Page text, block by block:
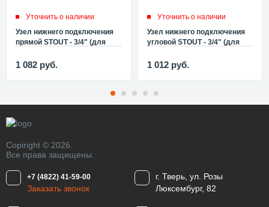
Уточнить о наличии
Узел нижнего подключения
прямой STOUT - 3/4" (для
0001 000020
1 082 руб.
Уточнить о наличии
Узел нижнего подключения
угловой STOUT - 3/4" (для
0003 000020
1 012 руб.
Copiright © 2026.
Все права защищены.
+7 (4822) 41-59-00
Заказать звонок
г. Тверь, ул. Розы
Люксембург, 82